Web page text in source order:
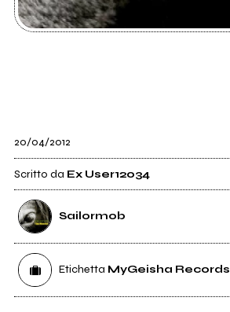
20/04/2012
Scritto da Ex User12034
Sailormob
Etichetta MyGeisha Records